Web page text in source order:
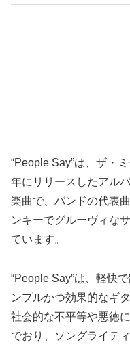
“People Say”は、ザ・
年にリリースしたアル
楽曲で、バンドの代表
ンキーでグルーヴィな
ています。
“People Say”は、軽快
ンプルかつ効果的なギ
社会的な不平等や悪徳
でおり、ソングライテ